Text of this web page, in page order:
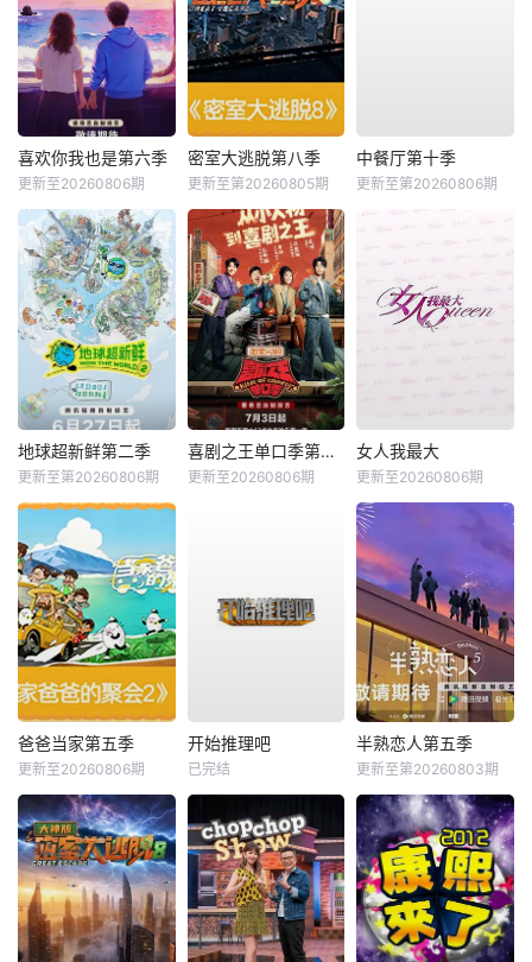
喜欢你我也是第六季
更新至20260806期
密室大逃脱第八季
更新至第20260805期
中餐厅第十季
更新至第20260806期
地球超新鲜第二季
更新至第20260806期
喜剧之王单口季第三季
更新至20260806期
女人我最大
更新至20260806期
爸爸当家第五季
更新至20260806期
开始推理吧
已完结
半熟恋人第五季
更新至第20260803期